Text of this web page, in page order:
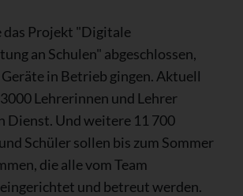
Projekt "Digitale
an Schulen" abgeschlossen,
in Betrieb gingen. Aktuell
Lehrerinnen und Lehrer
Dienst. Und weitere 11 700
Schüler sollen bis zum Sommer
die alle vom Team
und betreut werden.